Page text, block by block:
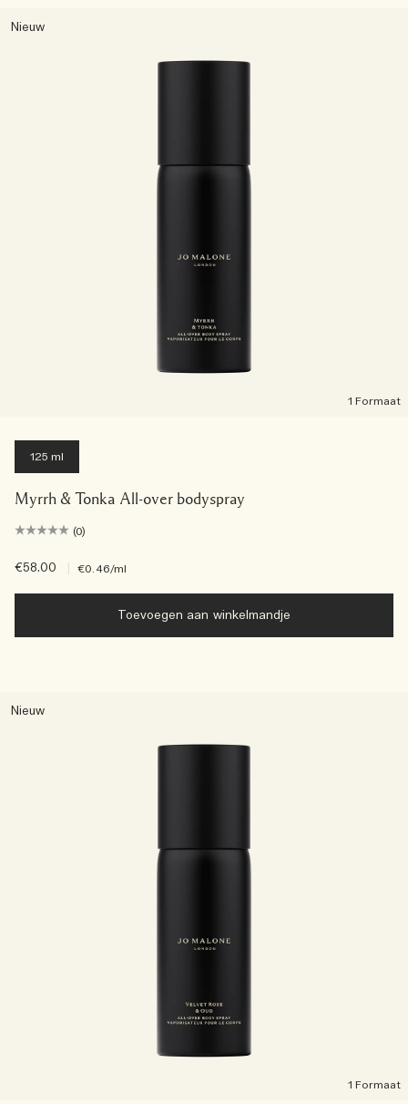
Nieuw
1 Formaat
125 ml
Myrrh & Tonka All-over bodyspray
(0)
€58.00 €0.46/ml
Toevoegen aan winkelmandje
Nieuw
1 Formaat